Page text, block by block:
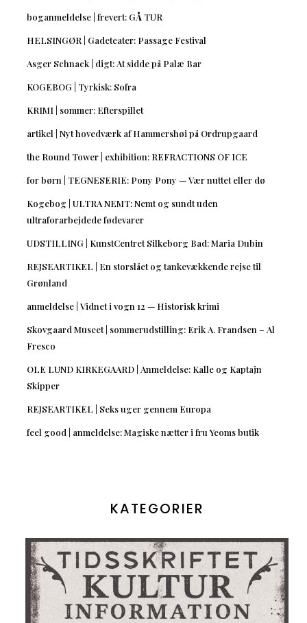
boganmeldelse | frevert: GÅ TUR
HELSINGØR | Gadeteater: Passage Festival
Asger Schnack | digt: At sidde på Palæ Bar
KOGEBOG | Tyrkisk: Sofra
KRIMI | sommer: Efterspillet
artikel | Nyt hovedværk af Hammershøi på Ordrupgaard
the Round Tower | exhibition: REFRACTIONS OF ICE
for børn | TEGNESERIE: Pony Pony — Vær nuttet eller dø
Kogebog | ULTRA NEMT: Nemt og sundt uden
ultraforarbejdede fødevarer
UDSTILLING | KunstCentret Silkeborg Bad: Maria Dubin
REJSEARTIKEL | En storslået og tankevækkende rejse til
Grønland
anmeldelse | Vidnet i vogn 12 — Historisk krimi
Skovgaard Museet | sommerudstilling: Erik A. Frandsen – Al
Fresco
OLE LUND KIRKEGAARD | Anmeldelse: Kalle og Kaptajn
Skipper
REJSEARTIKEL | Seks uger gennem Europa
feel good | anmeldelse: Magiske nætter i fru Yeoms butik
KATEGORIER